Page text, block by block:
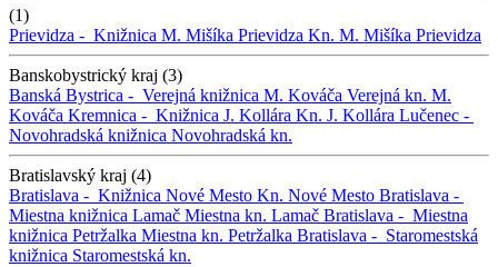
(1)
Prievidza - Knižnica M. Mišíka Prievidza Kn. M. Mišíka Prievidza
Banskobystrický kraj (3)
Banská Bystrica - Verejná knižnica M. Kováča Verejná kn. M.
Kováča Kremnica - Knižnica J. Kollára Kn. J. Kollára Lučenec -
Novohradská knižnica Novohradská kn.
Bratislavský kraj (4)
Bratislava - Knižnica Nové Mesto Kn. Nové Mesto Bratislava -
Miestna knižnica Lamač Miestna kn. Lamač Bratislava - Miestna
knižnica Petržalka Miestna kn. Petržalka Bratislava - Staromestská
knižnica Staromestská kn.